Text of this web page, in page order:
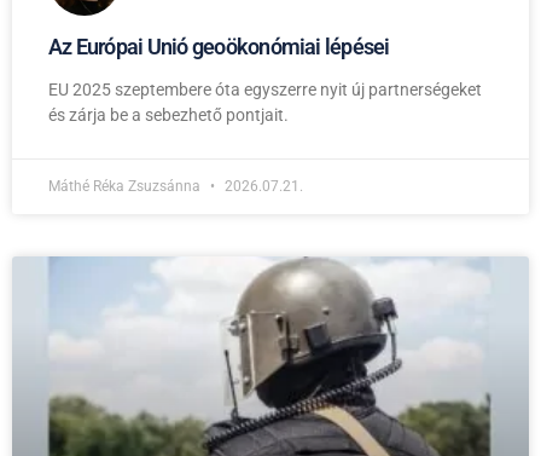
Az Európai Unió geoökonómiai lépései
EU 2025 szeptembere óta egyszerre nyit új partnerségeket
és zárja be a sebezhető pontjait.
Máthé Réka Zsuzsánna 2026.07.21.